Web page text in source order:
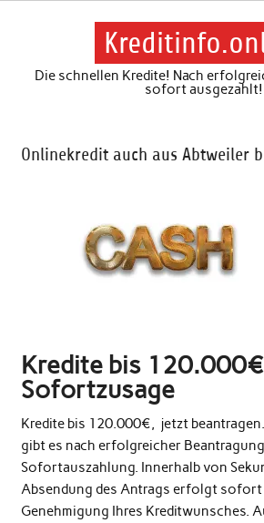
Skip
Die schnellen Kredite! Nach
sofort ausgezahlt!
Onlinekredit auch aus Abtweiler
Kredite bis
Sofortzusage
Kredite bis 120.000€, jetzt
gibt es nach erfolgreicher
Sofortauszahlung. Innerhalb von
Absendung des Antrags erfolgt sofort
Genehmigung Ihres Kreditwunsches.